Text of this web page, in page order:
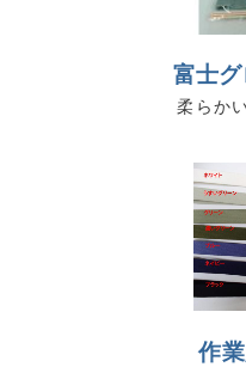
富士
柔らか
作